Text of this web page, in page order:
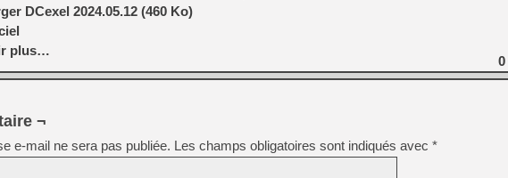
[LS] [PS5] ps5-y2jb-
[GK] Pourquoi Marvel
[GK] Test : Restory : Chill
[GK] GTA 6 : Rockstar
[GK] Hot Wheels Infinite
[GK] Mémoire cash -
[GK] Résultats Nintendo :
[GK] Déjà des
[Mo5] Brickboy cherche à
[GK] Minecraft et ses «
DCexel 2024.05.12 (460 Ko)
plus…
0
¬
e-mail ne sera pas publiée. Les champs obligatoires sont indiqués avec *